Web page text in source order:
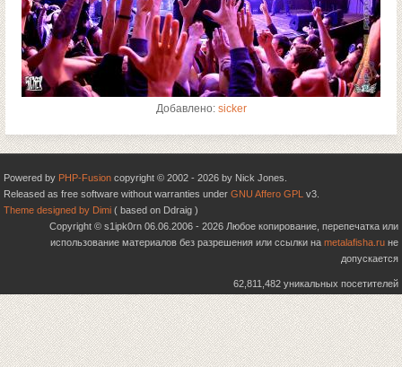
Добавлено: sicker
Powered by PHP-Fusion copyright © 2002 - 2026 by Nick Jones.
Released as free software without warranties under GNU Affero GPL v3.
Theme designed by Dimi ( based on Ddraig )
Copyright © s1ipk0rn 06.06.2006 - 2026 Любое копирование, перепечатка или
использование материалов без разрешения или ссылки на metalafisha.ru не
допускается
62,811,482 уникальных посетителей